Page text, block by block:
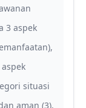
3 aspek
situasi
aman (3).